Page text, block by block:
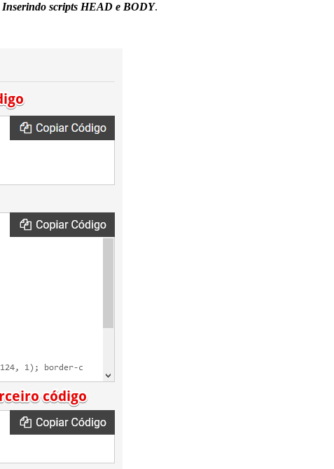
Inserindo scripts HEAD e BODY.